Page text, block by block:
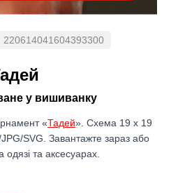
220614041604393300
у вишиванку
«Тадей». Схема 19 x 19
SVG. Завантажте зараз або
одязі та аксесуарах.